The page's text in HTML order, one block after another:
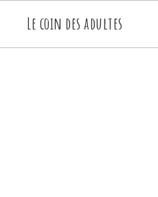
Le coin des adultes